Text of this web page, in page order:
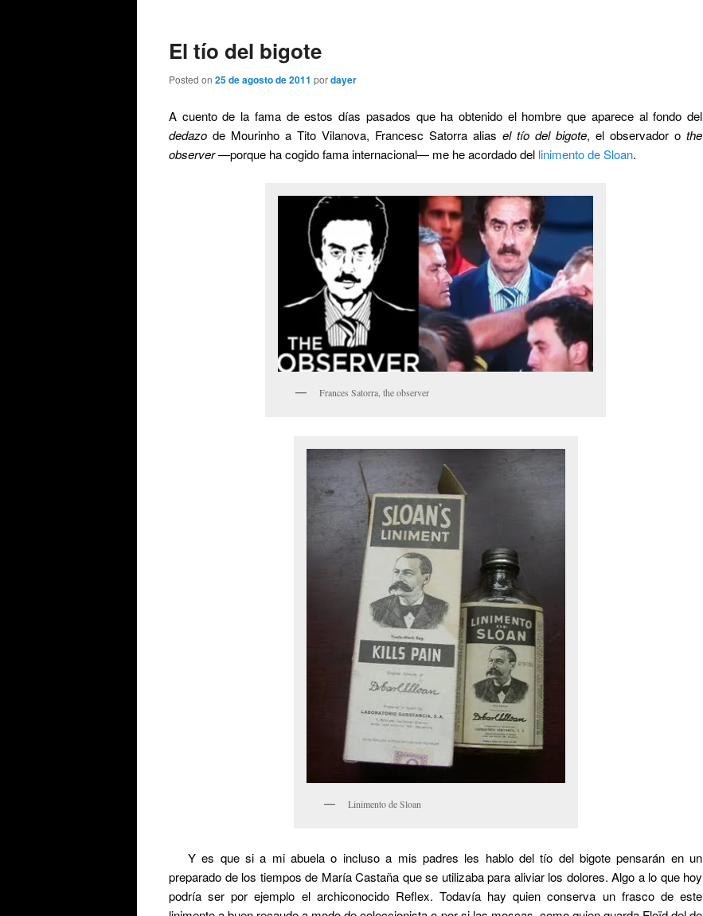
El tío del bigote
Posted on 25 de agosto de 2011 pordayer
A cuento de la fama de estos días pasados que ha obtenido el hombre que aparece al fondo del
dedazo de Mourinho a Tito Vilanova, Francesc Satorra alias el tío del bigote, el observador o the
observer—porque ha cogido fama internacional— me he acordado del linimento de Sloan.
Frances Satorra, the observer
Linimento de Sloan
Y es que si a mi abuela o incluso a mis padres les hablo del tío del bigote pensarán en un
preparado de los tiempos de María Castaña que se utilizaba para aliviar los dolores. Algo a lo que hoy
podría ser por ejemplo el archiconocido Reflex. Todavía hay quien conserva un frasco de este